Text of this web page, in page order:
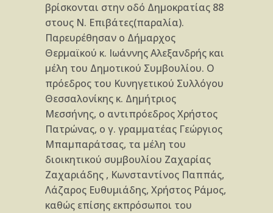
βρίσκονται στην οδό Δημοκρατίας 88
στους Ν. Επιβάτες(παραλία).
Παρευρέθησαν ο Δήμαρχος
Θερμαϊκού κ. Ιωάννης Αλεξανδρής και
μέλη του Δημοτικού Συμβουλίου. Ο
πρόεδρος του Κυνηγετικού Συλλόγου
Θεσσαλονίκης κ. Δημήτριος
Μεσσήνης, ο αντιπρόεδρος Χρήστος
Πατρώνας, ο γ. γραμματέας Γεώργιος
Μπαμπαράτσας, τα μέλη του
διοικητικού συμβουλίου Ζαχαρίας
Ζαχαριάδης , Κωνσταντίνος Παππάς,
Λάζαρος Ευθυμιάδης, Χρήστος Ράμος,
καθώς επίσης εκπρόσωποι του